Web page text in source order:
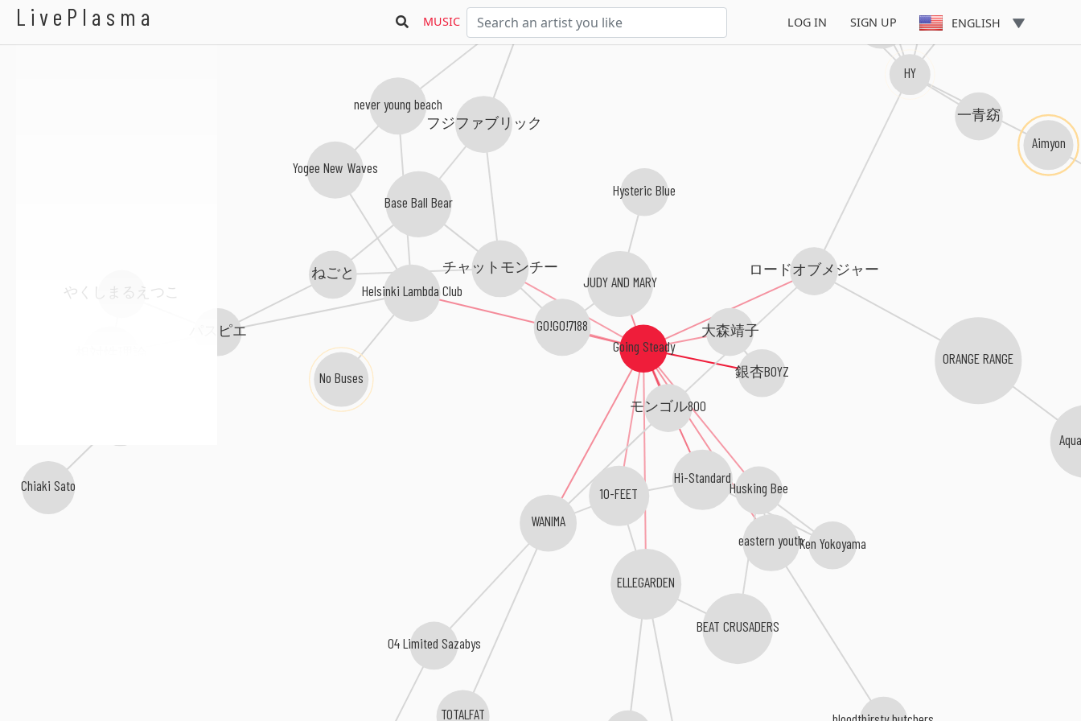
LivePlasma MUSIC LOG IN SIGN UP ENGLISH
Going Steady
銀杏BOYZ
モンゴル800
Hi-Standard
Helsinki Lambda Club
JUDY AND MARY
WANIMA
ロードオブメジャー
eastern youth
大森靖子
Husking Bee
GO!GO!7188
ELLEGARDEN
10-FEET
チャットモンチー
Hysteric Blue
bloodthirsty butchers
ORANGE RANGE
Ken Yokoyama
Base Ball Bear
パスピエ
Yogee New Waves
TOTALFAT
never young beach
BEAT CRUSADERS
フジファブリック
HY
No Buses
04 Limited Sazabys
ねごと
Aimyon
やくしまるえつこ
ケツメイシ
一青窈
Chiaki Sato
Going Steady